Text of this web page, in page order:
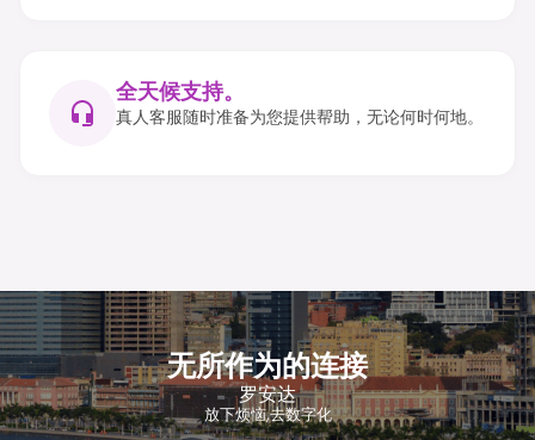
全天候支持。
真人客服随时准备为您提供帮助，无论何时何地。
无所作为的连接
罗安达
放下烦恼,去数字化